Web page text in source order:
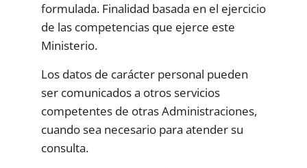
formulada. Finalidad basada en el ejercicio
de las competencias que ejerce este
Ministerio.
Los datos de carácter personal pueden
ser comunicados a otros servicios
competentes de otras Administraciones,
cuando sea necesario para atender su
consulta.